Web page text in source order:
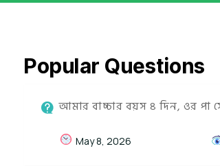
Popular Questions
আমার বাচ্চার বয়স ৪ দিন, ওর পা
May 8, 2026